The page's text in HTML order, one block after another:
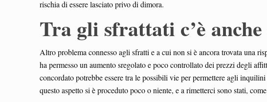
rischia di essere lasciato privo di dimora.
Tra gli sfrattati c’è
Altro problema connesso agli sfratti e a cui non si è ancora trovata una
ha permesso un aumento sregolato e poco controllato dei prezzi degli
concordato potrebbe essere tra le possibili vie per permettere agli
questo aspetto si è proceduto poco o niente, e a rimetterci sono stati,